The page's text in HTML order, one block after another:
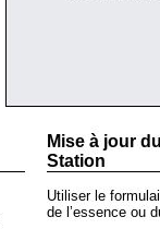
Mise à jour
Station
Utiliser le
de l’essence ou